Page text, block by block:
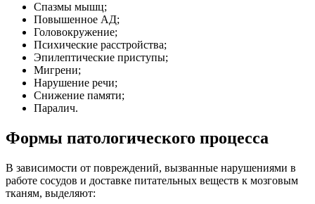
Спазмы мышц;
Повышенное АД;
Головокружение;
Психические расстройства;
Эпилептические приступы;
Мигрени;
Нарушение речи;
Снижение памяти;
Паралич.
Формы патологического процесса
В зависимости от повреждений, вызванные нарушениями в
работе сосудов и доставке питательных веществ к мозговым
тканям, выделяют: